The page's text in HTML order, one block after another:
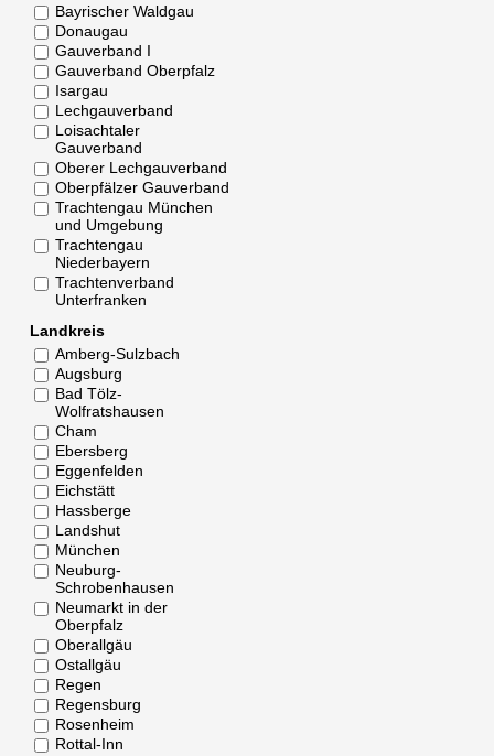
Bayrischer Waldgau
Donaugau
Gauverband I
Gauverband Oberpfalz
Isargau
Lechgauverband
Loisachtaler
Gauverband
Oberer Lechgauverband
Oberpfälzer Gauverband
Trachtengau München
und Umgebung
Trachtengau
Niederbayern
Trachtenverband
Unterfranken
Landkreis
Amberg-Sulzbach
Augsburg
Bad Tölz-
Wolfratshausen
Cham
Ebersberg
Eggenfelden
Eichstätt
Hassberge
Landshut
München
Neuburg-
Schrobenhausen
Neumarkt in der
Oberpfalz
Oberallgäu
Ostallgäu
Regen
Regensburg
Rosenheim
Rottal-Inn